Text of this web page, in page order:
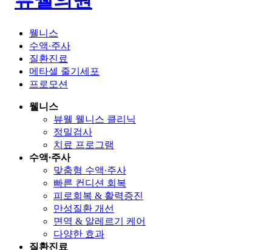
웰니스
수액∙주사
질환진료
메타셀 줄기세포
프로모션
웰니스
뷰웰 웰니스 클리닉
정밀검사
치료 프로그램
수액∙주사
맞춤형 수액∙주사
빠른 컨디션 회복
피로회복 & 활력증진
만성질환 개선
면역 & 알레르기 케어
다양한 효과
질환진료